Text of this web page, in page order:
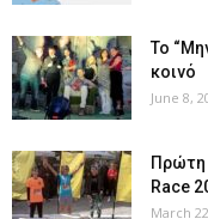
Το
κοινό
June 8,
Πρώτη
Race
March